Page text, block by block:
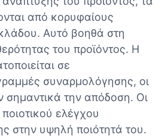
από κορυφαίους
Αυτό βοηθά στη
του προϊόντος. Η
σε
συναρμολόγησης, οι
σημαντικά την απόδοση. Οι
ελέγχου
στην υψηλή ποιότητά του.